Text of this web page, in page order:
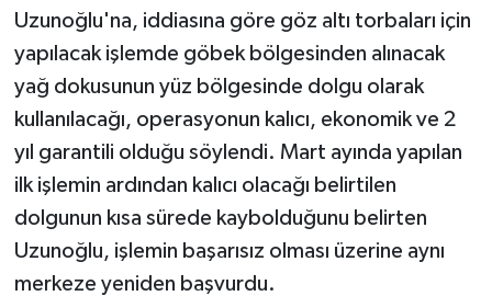
Uzunoğlu'na, iddiasına göre göz altı torbaları için
yapılacak işlemde göbek bölgesinden alınacak
yağ dokusunun yüz bölgesinde dolgu olarak
kullanılacağı, operasyonun kalıcı, ekonomik ve 2
yıl garantili olduğu söylendi. Mart ayında yapılan
ilk işlemin ardından kalıcı olacağı belirtilen
dolgunun kısa sürede kaybolduğunu belirten
Uzunoğlu, işlemin başarısız olması üzerine aynı
merkeze yeniden başvurdu.